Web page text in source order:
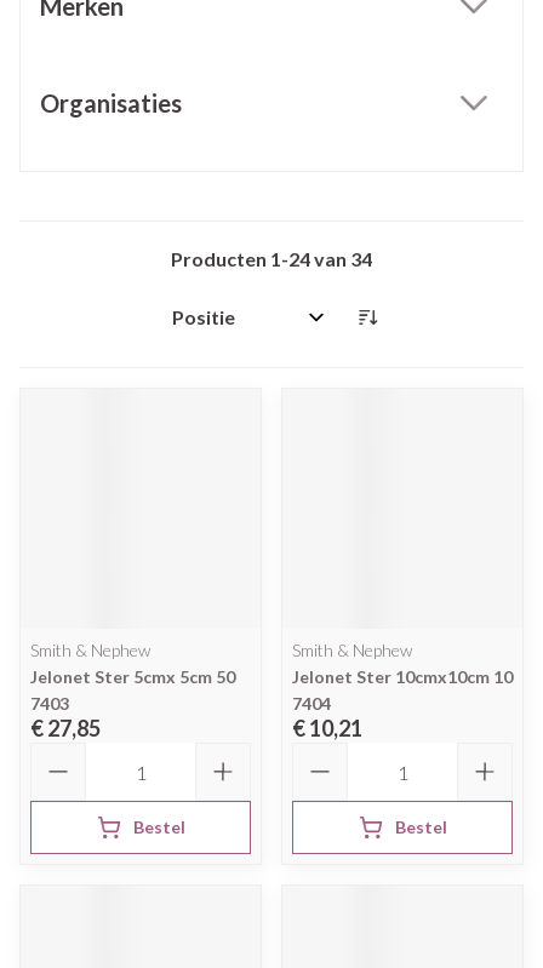
Merken
Organisaties
Producten 1-24van 34
Sorteer op:
Smith & Nephew
Jelonet Ster 5cmx 5cm 50
7403
€ 27,85
Bestel
Smith & Nephew
Jelonet Ster 10cmx10cm 10
7404
€ 10,21
Bestel